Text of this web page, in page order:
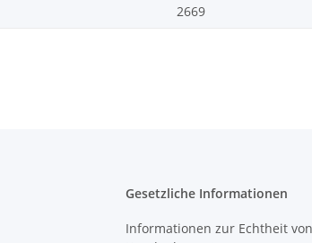
2669
Gesetzliche Informationen
Informationen zur Echtheit von